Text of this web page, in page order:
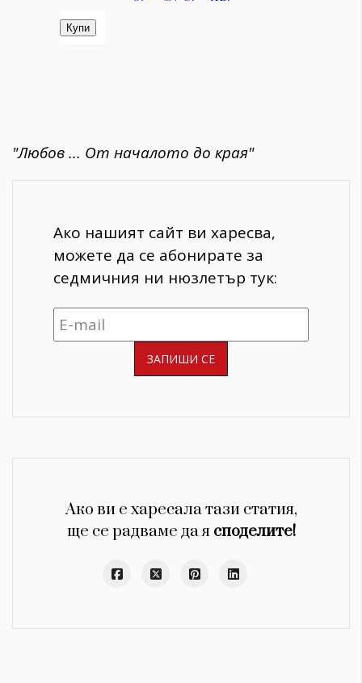
"Любов ... От началото до края"
Ако нашият сайт ви харесва,
можете да се абонирате за
седмичния ни нюзлетър тук:
Ако ви е харесала тази статия,
ще се радваме да я споделите!